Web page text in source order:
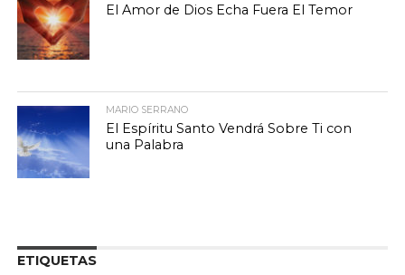
El Amor de Dios Echa Fuera El Temor
MARIO SERRANO
El Espíritu Santo Vendrá Sobre Ti con
una Palabra
ETIQUETAS